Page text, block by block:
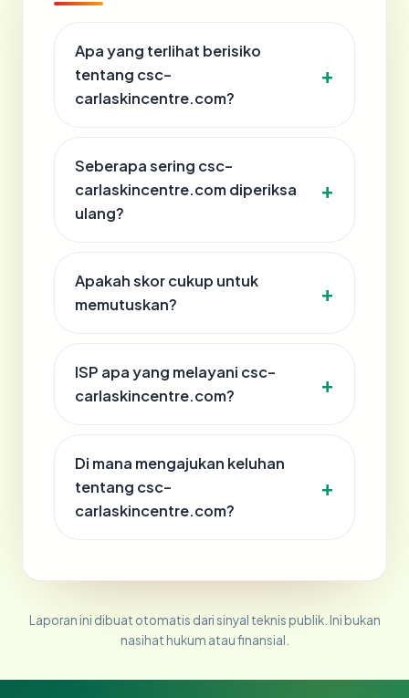
Apa yang terlihat berisiko
tentang csc-
carlaskincentre.com?
Seberapa sering csc-
carlaskincentre.com diperiksa
ulang?
Apakah skor cukup untuk
memutuskan?
ISP apa yang melayani csc-
carlaskincentre.com?
Di mana mengajukan keluhan
tentang csc-
carlaskincentre.com?
Laporan ini dibuat otomatis dari sinyal teknis publik. Ini bukan
nasihat hukum atau finansial.